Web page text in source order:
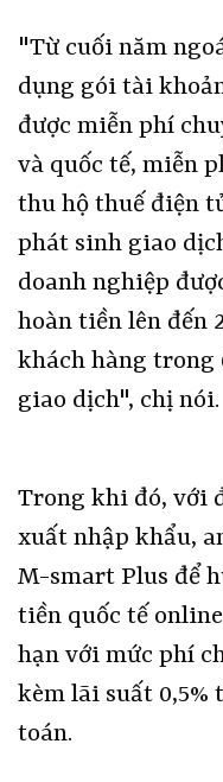
"Từ cuối năm
dụng gói tài
được miễn phí
và quốc tế, miễn
thu hộ thuế điện
phát sinh giao
doanh nghiệp
hoàn tiền lên đến
khách hàng
giao dịch", chị nói.
Trong khi đó, với
xuất nhập khẩu,
M-smart Plus để
tiền quốc tế
hạn với mức phí
kèm lãi suất
toán.